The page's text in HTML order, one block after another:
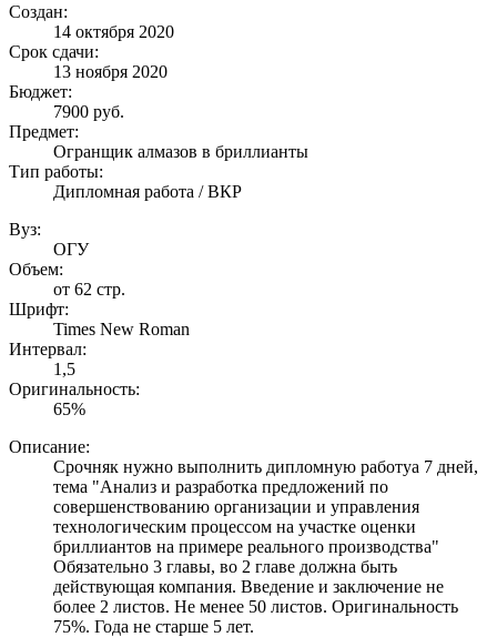
Создан:
14 октября 2020
Срок сдачи:
13 ноября 2020
Бюджет:
7900 руб.
Предмет:
Огранщик алмазов в бриллианты
Тип работы:
Дипломная работа / ВКР
Вуз:
ОГУ
Объем:
от 62 стр.
Шрифт:
Times New Roman
Интервал:
1,5
Оригинальность:
65%
Описание:
Cрочняк нужно выполнить дипломную работуа 7 дней,
тема "Анализ и разработка предложений по
совершенствованию организации и управления
технологическим процессом на участке оценки
бриллиантов на примере реального производства"
Обязательно 3 главы, во 2 главе должна быть
действующая компания. Введение и заключение не
более 2 листов. Не менее 50 листов. Оригинальность
75%. Года не старше 5 лет.